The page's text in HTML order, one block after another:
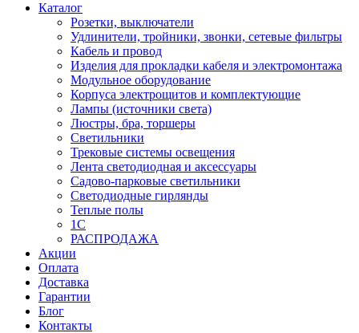
Каталог
Розетки, выключатели
Удлинители, тройники, звонки, сетевые фильтры
Кабель и провод
Изделия для прокладки кабеля и электромонтажа
Модульное оборудование
Корпуса электрощитов и комплектующие
Лампы (источники света)
Люстры, бра, торшеры
Светильники
Трековые системы освещения
Лента светодиодная и аксессуары
Садово-парковые светильники
Светодиодные гирлянды
Теплые полы
1С
РАСПРОДАЖА
Акции
Оплата
Доставка
Гарантии
Блог
Контакты